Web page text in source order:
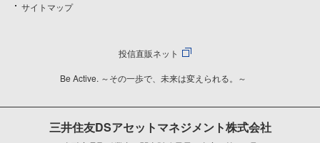
サイトマップ
投信直販ネット
Be Active. ～その一歩で、未来は変えられる。～
三井住友DSアセットマネジメント株式会社